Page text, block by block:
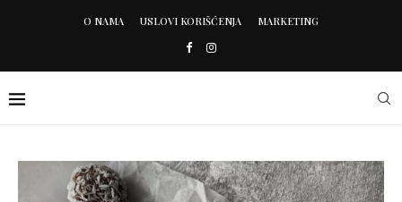
O NAMA USLOVI KORIŠĆENJA MARKETING